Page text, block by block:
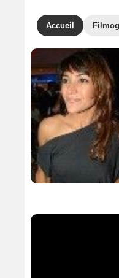
Accueil